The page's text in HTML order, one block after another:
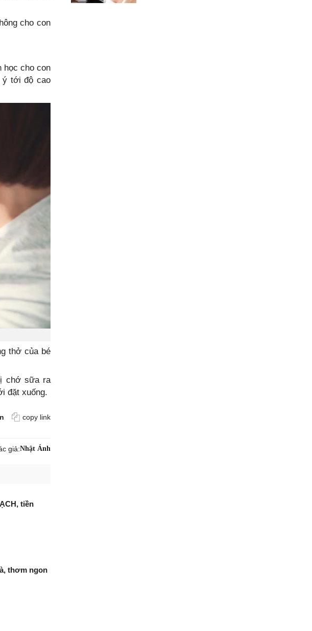
cho con
học cho con
ý tới độ cao
thở của bé
chớ sữa ra
đặt xuống.
copy link
giả:Nhật Ánh
tiền
thơm ngon